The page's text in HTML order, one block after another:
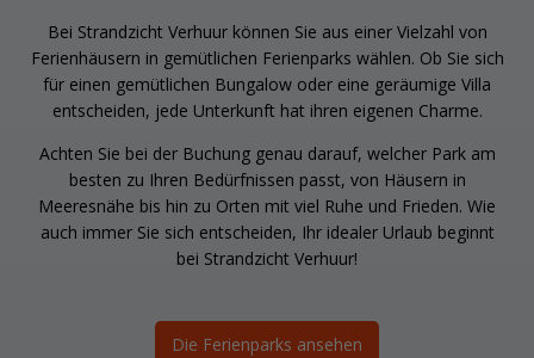
Bei Strandzicht Verhuur können Sie aus einer Vielzahl von
Ferienhäusern in gemütlichen Ferienparks wählen. Ob Sie sich
für einen gemütlichen Bungalow oder eine geräumige Villa
entscheiden, jede Unterkunft hat ihren eigenen Charme.
Achten Sie bei der Buchung genau darauf, welcher Park am
besten zu Ihren Bedürfnissen passt, von Häusern in
Meeresnähe bis hin zu Orten mit viel Ruhe und Frieden. Wie
auch immer Sie sich entscheiden, Ihr idealer Urlaub beginnt
bei Strandzicht Verhuur!
Die Ferienparks ansehen